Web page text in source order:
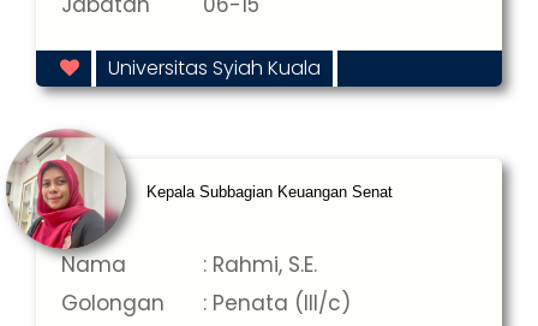
Universitas Syiah Kuala
Kepala Subbagian Keuangan Senat
Nama
: Rahmi, S.E.
Golongan
: Penata (III/c)